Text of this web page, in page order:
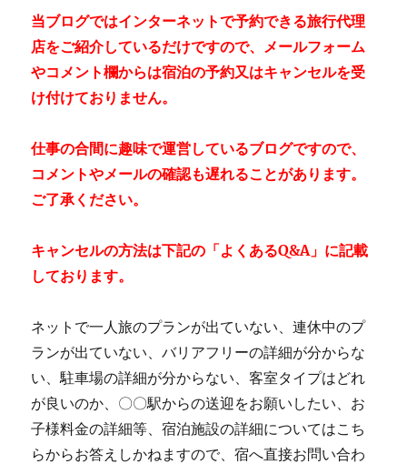
当ブログではインターネットで予約できる旅行代理
店をご紹介しているだけですので、メールフォーム
やコメント欄からは宿泊の予約又はキャンセルを受
け付けておりません。
仕事の合間に趣味で運営しているブログですので、
コメントやメールの確認も遅れることがあります。
ご了承ください。
キャンセルの方法は下記の「よくあるQ&A」に記載
しております。
ネットで一人旅のプランが出ていない、連休中のプ
ランが出ていない、バリアフリーの詳細が分からな
い、駐車場の詳細が分からない、客室タイプはどれ
が良いのか、〇〇駅からの送迎をお願いしたい、お
子様料金の詳細等、宿泊施設の詳細についてはこち
らからお答えしかねますので、宿へ直接お問い合わ